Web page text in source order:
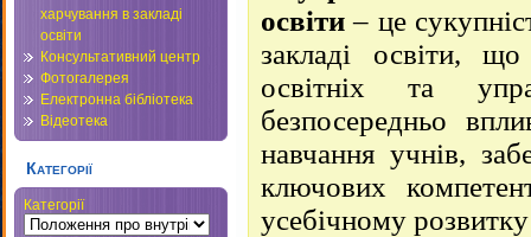
харчування в закладі
освіти
Консультативний центр
Фотогалерея
Електронна бібліотека
Відеотека
Категорії
Категорії
освіти – це
закладі освіти, що
освітніх та
безпосередньо
навчання учнів,
ключових
усебічному